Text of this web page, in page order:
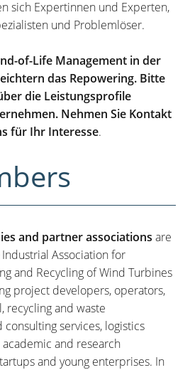
sich Expertinnen und Experten,
und Problemlöser.
of-Life Management in der
das Repowering. Bitte
die Leistungsprofile
Nehmen Sie Kontakt
für Ihr Interesse.
and partner associations are
Association for
and Recycling of Wind Turbines
project developers, operators,
recycling and waste
consulting services, logistics
and research
and young enterprises. In